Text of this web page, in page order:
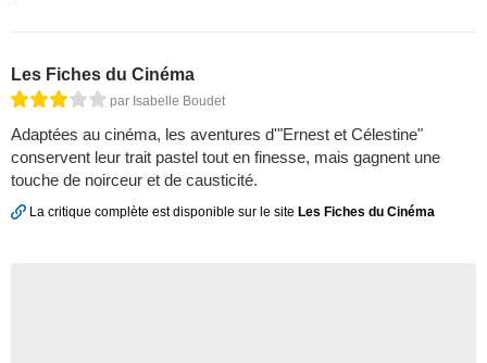
Les Fiches du Cinéma
par Isabelle Boudet
Adaptées au cinéma, les aventures d'"Ernest et Célestine"
conservent leur trait pastel tout en finesse, mais gagnent une
touche de noirceur et de causticité.
La critique complète est disponible sur le site Les Fiches du Cinéma